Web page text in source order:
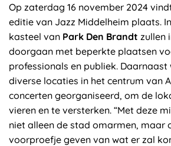
Op zaterdag 16 november 2024
editie van Jazz Middelheim plaats.
kasteel van Park Den Brandt zullen
doorgaan met beperkte plaatsen
professionals en publiek. Daarnaast
diverse locaties in het centrum van
concerten georganiseerd, om de
vieren en te versterken. “Met deze
niet alleen de stad omarmen, maar
voorproefje geven van wat er zal